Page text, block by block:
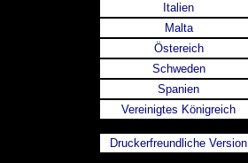
Italien
Malta
Östereich
Schweden
Spanien
Vereinigtes Königreich
Druckerfreundliche Version